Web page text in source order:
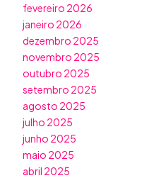
fevereiro 2026
janeiro 2026
dezembro 2025
novembro 2025
outubro 2025
setembro 2025
agosto 2025
julho 2025
junho 2025
maio 2025
abril 2025